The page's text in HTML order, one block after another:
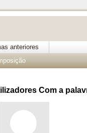
anteriores
Com a